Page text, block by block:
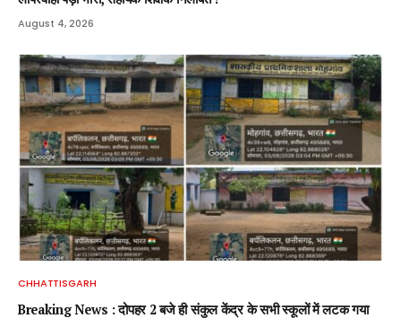
August 4, 2026
CHHATTISGARH
Breaking News : दोपहर 2 बजे ही संकुल केंद्र के सभी स्कूलों में लटक गया